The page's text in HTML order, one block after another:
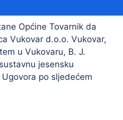
Općine Tovarnik da
Vukovar d.o.o. Vukovar,
u Vukovaru, B. J.
jesensku
po sljedećem